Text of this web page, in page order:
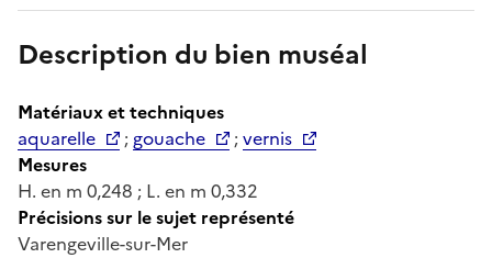
Description du bien muséal
Matériaux et techniques
aquarelle
; gouache ;vernis
Mesures
H. en m 0,248 ; L. en m 0,332
Précisions sur le sujet représenté
Varengeville-sur-Mer